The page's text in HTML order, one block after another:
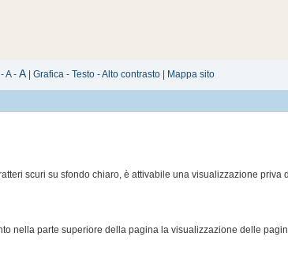
-A - A Grafica - Testo -Alto contrasto Mappa sito
scuri su sfondo chiaro, è attivabile una visualizzazione priva
nella parte superiore della pagina la visualizzazione delle